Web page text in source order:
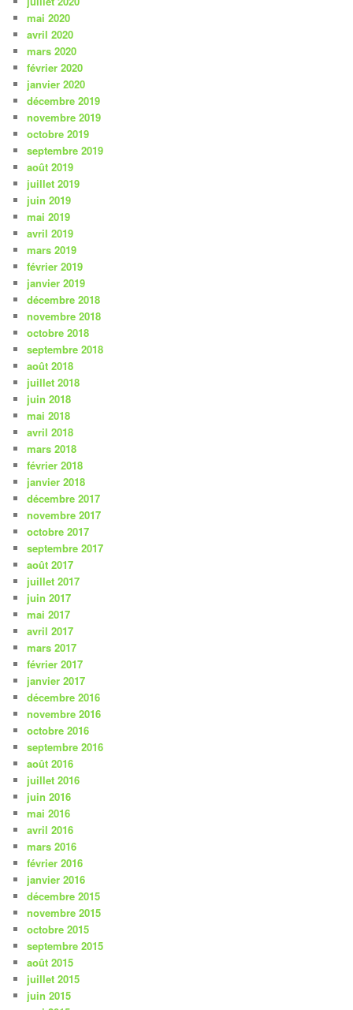
mai 2020
avril 2020
mars 2020
février 2020
janvier 2020
décembre 2019
novembre 2019
octobre 2019
septembre 2019
août 2019
juillet 2019
juin 2019
mai 2019
avril 2019
mars 2019
février 2019
janvier 2019
décembre 2018
novembre 2018
octobre 2018
septembre 2018
août 2018
juillet 2018
juin 2018
mai 2018
avril 2018
mars 2018
février 2018
janvier 2018
décembre 2017
novembre 2017
octobre 2017
septembre 2017
août 2017
juillet 2017
juin 2017
mai 2017
avril 2017
mars 2017
février 2017
janvier 2017
décembre 2016
novembre 2016
octobre 2016
septembre 2016
août 2016
juillet 2016
juin 2016
mai 2016
avril 2016
mars 2016
février 2016
janvier 2016
décembre 2015
novembre 2015
octobre 2015
septembre 2015
août 2015
juillet 2015
juin 2015